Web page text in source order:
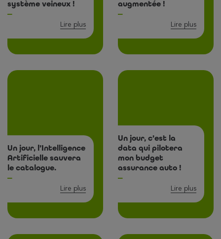
système veineux !
Lire plus
augmentée !
Lire plus
Un jour, l’Intelligence
Artificielle sauvera
le catalogue.
Lire plus
Un jour, c’est la
data qui pilotera
mon budget
assurance auto !
Lire plus